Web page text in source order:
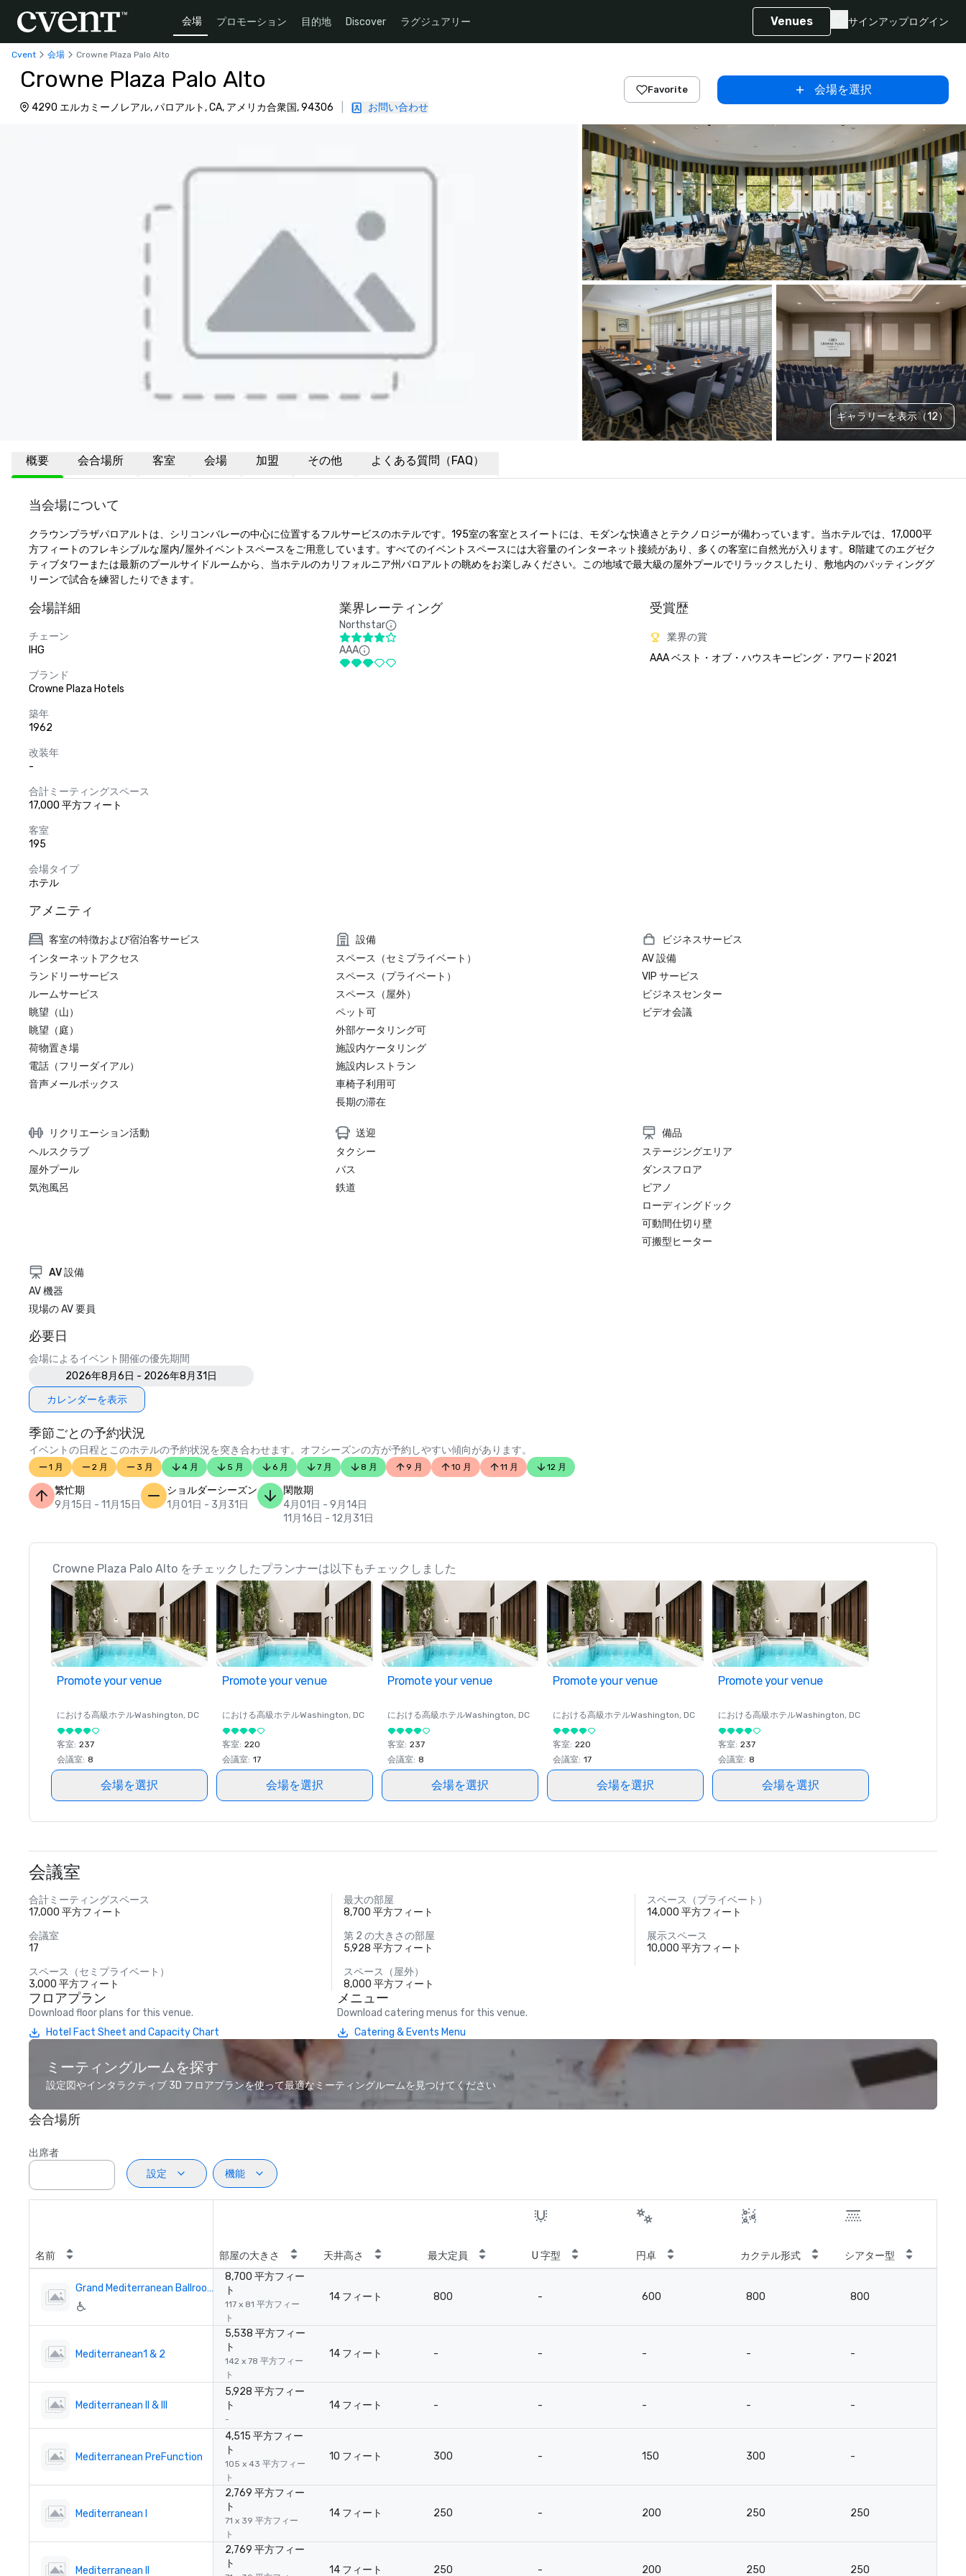
会場 プロモーション 目的地 Discover ラグジュアリー Venues サインアップログイン
Cvent 会場 Crowne Plaza Palo Alto
Crowne Plaza Palo Alto
4290 エルカミーノレアル, パロアルト, CA, アメリカ合衆国, 94306 お問い合わせ
Favorite 会場を選択
ギャラリーを表示（12）
概要 会合場所 客室 会場 加盟 その他 よくある質問（FAQ）
当会場について
クラウンプラザパロアルトは、シリコンバレーの中心に位置するフルサービスのホテルです。195室の客室とスイートには、モダンな快適さとテクノロジーが備わっています。当ホテルでは、17,000平
方フィートのフレキシブルな屋内/屋外イベントスペースをご用意しています。すべてのイベントスペースには大容量のインターネット接続があり、多くの客室に自然光が入ります。8階建てのエグゼク
ティブタワーまたは最新のプールサイドルームから、当ホテルのカリフォルニア州パロアルトの眺めをお楽しみください。この地域で最大級の屋外プールでリラックスしたり、敷地内のパッティンググ
リーンで試合を練習したりできます。
会場詳細
チェーン
IHG
ブランド
Crowne Plaza Hotels
築年
1962
改装年
-
合計ミーティングスペース
17,000 平方フィート
客室
195
会場タイプ
ホテル
業界レーティング
Northstar
AAA
受賞歴
業界の賞
AAA ベスト・オブ・ハウスキーピング・アワード2021
アメニティ
客室の特徴および宿泊客サービス
インターネットアクセス
ランドリーサービス
ルームサービス
眺望（山）
眺望（庭）
荷物置き場
電話（フリーダイアル）
音声メールボックス
設備
スペース（セミプライベート）
スペース（プライベート）
スペース（屋外）
ペット可
外部ケータリング可
施設内ケータリング
施設内レストラン
車椅子利用可
長期の滞在
ビジネスサービス
AV 設備
VIP サービス
ビジネスセンター
ビデオ会議
リクリエーション活動
ヘルスクラブ
屋外プール
気泡風呂
送迎
タクシー
バス
鉄道
備品
ステージングエリア
ダンスフロア
ピアノ
ローディングドック
可動間仕切り壁
可搬型ヒーター
AV 設備
AV 機器
現場の AV 要員
必要日
会場によるイベント開催の優先期間
2026年8月6日 - 2026年8月31日
カレンダーを表示
季節ごとの予約状況
イベントの日程とこのホテルの予約状況を突き合わせます。オフシーズンの方が予約しやすい傾向があります。
1 月 2 月 3 月 4 月 5 月 6 月 7 月 8 月 9 月 10 月 11 月 12 月
繁忙期
9月15日 - 11月15日
ショルダーシーズン
1月01日 - 3月31日
閑散期
4月01日 - 9月14日
11月16日 - 12月31日
Crowne Plaza Palo Alto をチェックしたプランナーは以下もチェックしました
Promote your venue
における高級ホテルWashington, DC
客室: 237
会議室: 8
会場を選択
Promote your venue
における高級ホテルWashington, DC
客室: 220
会議室: 17
会場を選択
Promote your venue
における高級ホテルWashington, DC
客室: 237
会議室: 8
会場を選択
Promote your venue
における高級ホテルWashington, DC
客室: 220
会議室: 17
会場を選択
Promote your venue
における高級ホテルWashington, DC
客室: 237
会議室: 8
会場を選択
会議室
合計ミーティングスペース
17,000 平方フィート
最大の部屋
8,700 平方フィート
スペース（プライベート）
14,000 平方フィート
会議室
17
第 2 の大きさの部屋
5,928 平方フィート
展示スペース
10,000 平方フィート
スペース（セミプライベート）
3,000 平方フィート
スペース（屋外）
8,000 平方フィート
フロアプラン
Download floor plans for this venue.
Hotel Fact Sheet and Capacity Chart
メニュー
Download catering menus for this venue.
Catering & Events Menu
ミーティングルームを探す
設定図やインタラクティブ 3D フロアプランを使って最適なミーティングルームを見つけてください
会合場所
出席者
設定
機能
名前 部屋の大きさ 天井高さ 最大定員 U 字型 円卓 カクテル形式 シアター型
Grand Mediterranean Ballroom
8,700 平方フィー
ト
117 x 81 平方フィー
ト
14 フィート 800 - 600 800 800
Mediterranean1 & 2
5,538 平方フィー
ト
142 x 78 平方フィー
ト
14 フィート - - - - -
Mediterranean II & III
5,928 平方フィー
ト
-
14 フィート - - - - -
Mediterranean PreFunction
4,515 平方フィー
ト
105 x 43 平方フィー
ト
10 フィート 300 - 150 300 -
Mediterranean I
2,769 平方フィー
ト
71 x 39 平方フィー
ト
14 フィート 250 - 200 250 250
Mediterranean II
2,769 平方フィー
ト
14 フィート 250 - 200 250 250